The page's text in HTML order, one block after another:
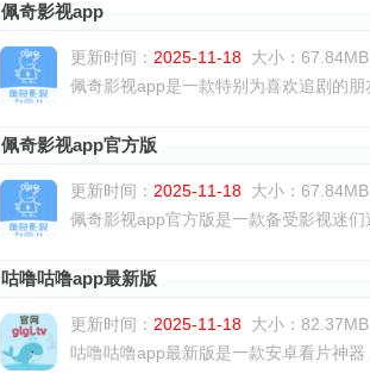
佩奇影视app
更新时间： 2025-11-18 大小：67.84MB
佩奇影视app是一款特别为喜欢追剧的
佩奇影视app官方版
更新时间： 2025-11-18 大小：67.84MB
佩奇影视app官方版是一款备受影视迷
咕噜咕噜app最新版
更新时间： 2025-11-18 大小：82.37MB
咕噜咕噜app最新版是一款安卓看片神